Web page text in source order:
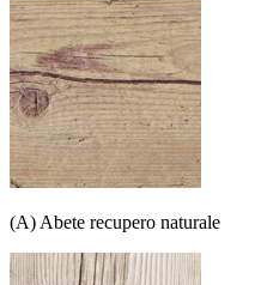
(A) Abete recupero naturale